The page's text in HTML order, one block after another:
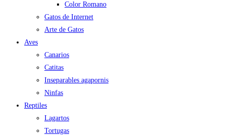
Color Romano
Gatos de Internet
Arte de Gatos
Aves
Canarios
Catitas
Inseparables agapornis
Ninfas
Reptiles
Lagartos
Tortugas